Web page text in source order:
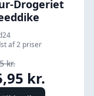
Drogeriet
- 90
af 2 priser
kr.
kr.